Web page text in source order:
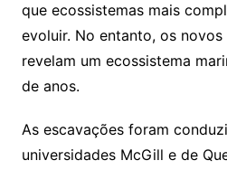
que ecossistemas mais
evoluir. No entanto, os
revelam um ecossistema
de anos.
As escavações foram
universidades McGill e de